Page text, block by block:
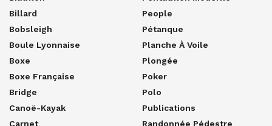
Billard
Bobsleigh
Boule Lyonnaise
Boxe
Boxe Française
Bridge
Canoë-Kayak
Carnet
People
Pétanque
Planche À Voile
Plongée
Poker
Polo
Publications
Randonnée Pédestre